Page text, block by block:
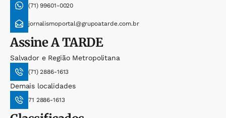
(71) 99601-0020
jornalismoportal@grupoatarde.com.br
AssineA TARDE
Salvador e Região Metropolitana
(71) 2886-1613
Demais localidades
71 2886-1613